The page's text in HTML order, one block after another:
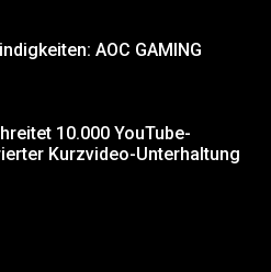
AOC GAMING
10.000 YouTube-
Kurzvideo-Unterhaltung